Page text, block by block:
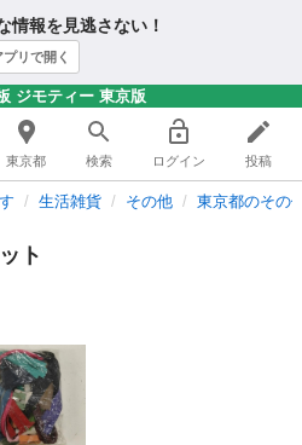
情報を見逃さない！
プリで開く
ジモティー 東京版
東京都 検索 ログイン 投稿
生活雑貨 その他 東京都のその
ト